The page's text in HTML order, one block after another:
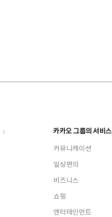
카카오 그룹의 서비스
커뮤니케이션
일상편의
비즈니스
쇼핑
엔터테인먼트